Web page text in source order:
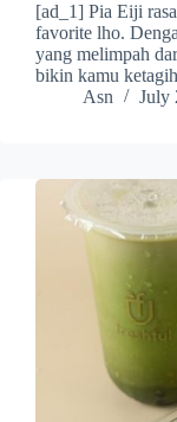
[ad_1] Pia Eiji
favorite lho.
yang melimpah
bikin kamu
Asn
July